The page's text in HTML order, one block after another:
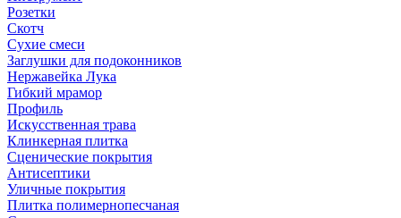
Розетки
Скотч
Сухие смеси
Заглушки для подоконников
Нержавейка Лука
Гибкий мрамор
Профиль
Искусственная трава
Клинкерная плитка
Сценические покрытия
Антисептики
Уличные покрытия
Плитка полимернопесчаная